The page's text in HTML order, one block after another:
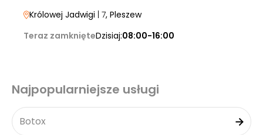
Królowej Jadwigi | 7, Pleszew
Teraz zamknięteDzisiaj:08:00-16:00
Najpopularniejsze usługi
Botox